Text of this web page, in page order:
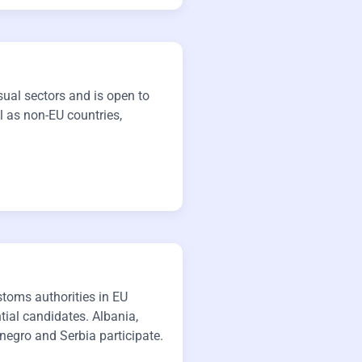
sectors and is open to
non-EU countries,
authorities in EU
candidates. Albania,
and Serbia participate.